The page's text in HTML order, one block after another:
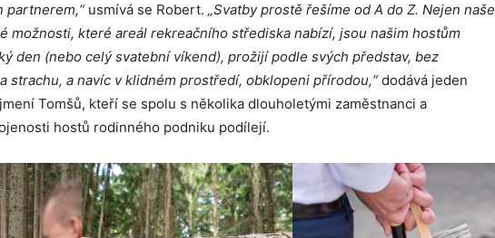
partnerem,“usmívá se Robert. „Svatby prostě řešíme od A do Z. Nejen naše
možnosti, které areál rekreačního střediska nabízí, jsou našim hostům
den (nebo celý svatební víkend), prožijí podle svých představ, bez
strachu, a navíc v klidném prostředí, obklopeni přírodou,“dodává jeden
Tomšů, kteří se spolu s několika dlouholetými zaměstnanci a
hostů rodinného podniku podílejí.